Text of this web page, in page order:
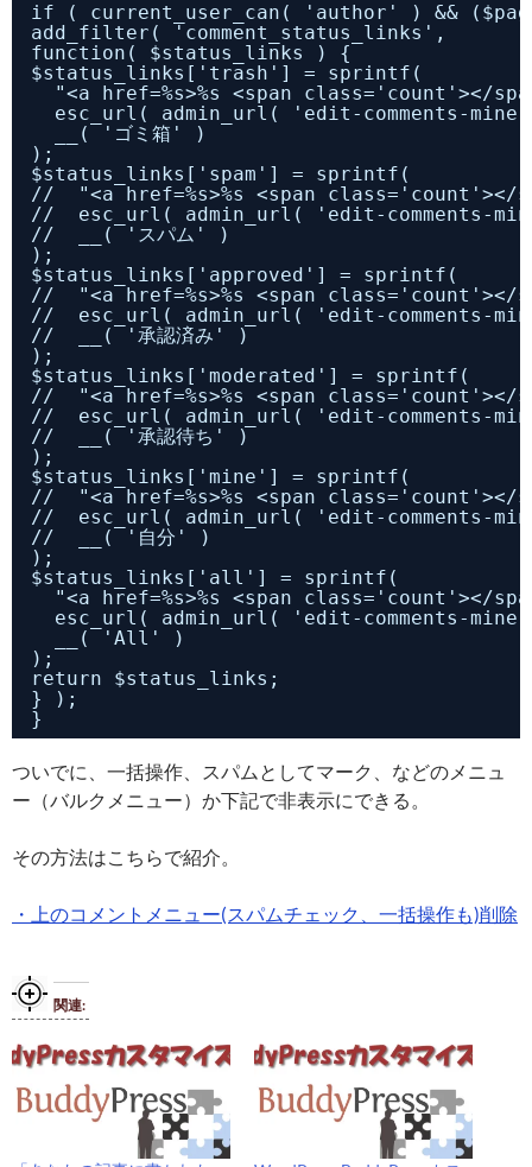
if ( current_user_can( 'author' ) &&
add_filter( 'comment_status_links',
function( $status_links ) {
$status_links['trash'] = sprintf(
"<a href=%s>%s <span class='count'></
esc_url( admin_url( 'edit-comments-
__( 'ゴミ箱' )
);
$status_links['spam'] = sprintf(
//  "<a href=%s>%s <span class='count'></
//  esc_url( admin_url( 'edit-comments-
//  __( 'スパム' )
);
$status_links['approved'] = sprintf(
//  "<a href=%s>%s <span class='count'></
//  esc_url( admin_url( 'edit-comments-
//  __( '承認済み' )
);
$status_links['moderated'] = sprintf(
//  "<a href=%s>%s <span class='count'></
//  esc_url( admin_url( 'edit-comments-
//  __( '承認待ち' )
);
$status_links['mine'] = sprintf(
//  "<a href=%s>%s <span class='count'></
//  esc_url( admin_url( 'edit-comments-
//  __( '自分' )
);
$status_links['all'] = sprintf(
"<a href=%s>%s <span class='count'></
esc_url( admin_url( 'edit-comments-
__( 'All' )
);
return $status_links;
} );
}
ついでに、一括操作、スパムとしてマーク、などのメニュ
ー（バルクメニュー）か下記で非表示にできる。
その方法はこちらで紹介。
・上のコメントメニュー(スパムチェック、一括操作も)削除
関連